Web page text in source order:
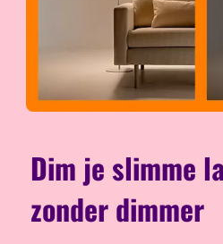
Dim je slimme
zonder dimmer